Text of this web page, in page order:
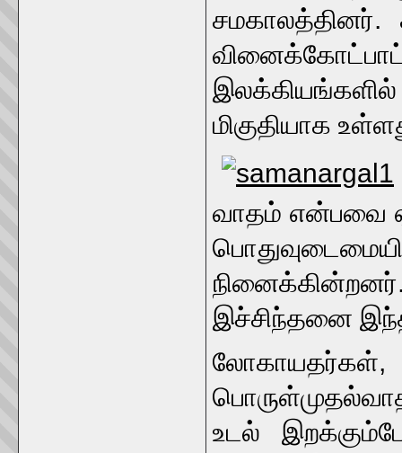
சமகாலத்தினர்.
மிகுதியாக
வாதம் என்பவை
இச்சிந்தனை
உடல்